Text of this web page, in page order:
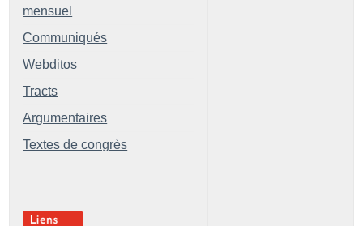
mensuel
Communiqués
Webditos
Tracts
Argumentaires
Textes de congrès